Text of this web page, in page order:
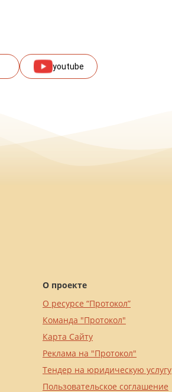
youtube
О проекте
О ресурсе “Протокол”
Команда "Протокол"
Карта Сайту
Реклама на "Протокол"
Тендер на юридическую услугу
Пользовательское соглашение